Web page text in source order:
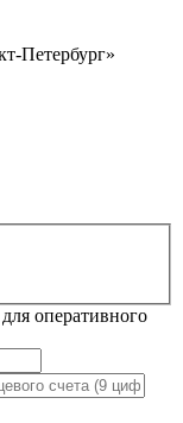
Петербург»
оперативного